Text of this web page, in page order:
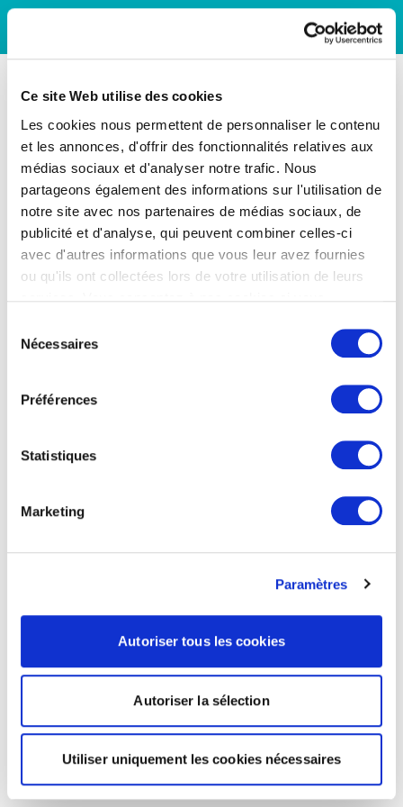
Ce site Web utilise des cookies
Les cookies nous permettent de personnaliser le contenu
et les annonces, d'offrir des fonctionnalités relatives aux
médias sociaux et d'analyser notre trafic. Nous
partageons également des informations sur l'utilisation de
notre site avec nos partenaires de médias sociaux, de
publicité et d'analyse, qui peuvent combiner celles-ci
avec d'autres informations que vous leur avez fournies
ou qu'ils ont collectées lors de votre utilisation de leurs
Nécessaires
Préférences
Statistiques
Marketing
Paramètres
Autoriser tous les cookies
Autoriser la sélection
Utiliser uniquement les cookies nécessaires